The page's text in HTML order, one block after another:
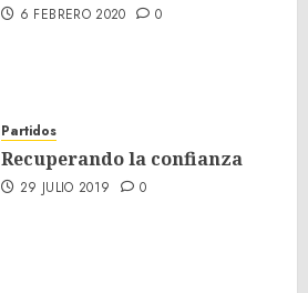
6 FEBRERO 2020 0
Partidos
Recuperando la confianza
29 JULIO 2019 0